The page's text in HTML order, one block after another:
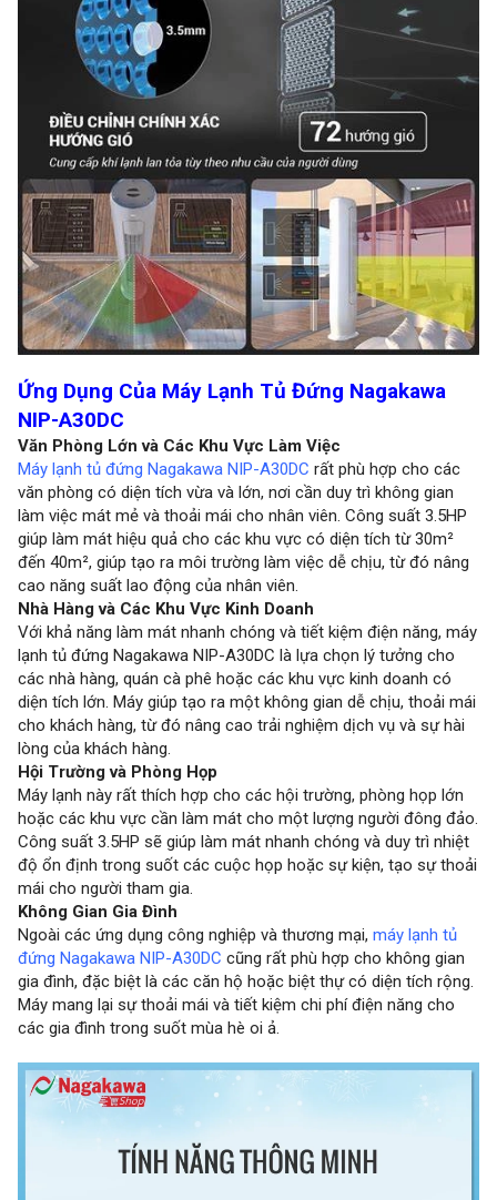
Ứng Dụng Của Máy Lạnh Tủ Đứng Nagakawa
NIP-A30DC
Văn Phòng Lớn và Các Khu Vực Làm Việc
Máy lạnh tủ đứng Nagakawa NIP-A30DC rất phù hợp cho các
văn phòng có diện tích vừa và lớn, nơi cần duy trì không gian
làm việc mát mẻ và thoải mái cho nhân viên. Công suất 3.5HP
giúp làm mát hiệu quả cho các khu vực có diện tích từ 30m²
đến 40m², giúp tạo ra môi trường làm việc dễ chịu, từ đó nâng
cao năng suất lao động của nhân viên.
Nhà Hàng và Các Khu Vực Kinh Doanh
Với khả năng làm mát nhanh chóng và tiết kiệm điện năng, máy
lạnh tủ đứng Nagakawa NIP-A30DC là lựa chọn lý tưởng cho
các nhà hàng, quán cà phê hoặc các khu vực kinh doanh có
diện tích lớn. Máy giúp tạo ra một không gian dễ chịu, thoải mái
cho khách hàng, từ đó nâng cao trải nghiệm dịch vụ và sự hài
lòng của khách hàng.
Hội Trường và Phòng Họp
Máy lạnh này rất thích hợp cho các hội trường, phòng họp lớn
hoặc các khu vực cần làm mát cho một lượng người đông đảo.
Công suất 3.5HP sẽ giúp làm mát nhanh chóng và duy trì nhiệt
độ ổn định trong suốt các cuộc họp hoặc sự kiện, tạo sự thoải
mái cho người tham gia.
Không Gian Gia Đình
Ngoài các ứng dụng công nghiệp và thương mại, máy lạnh tủ
đứng Nagakawa NIP-A30DC cũng rất phù hợp cho không gian
gia đình, đặc biệt là các căn hộ hoặc biệt thự có diện tích rộng.
Máy mang lại sự thoải mái và tiết kiệm chi phí điện năng cho
các gia đình trong suốt mùa hè oi ả.